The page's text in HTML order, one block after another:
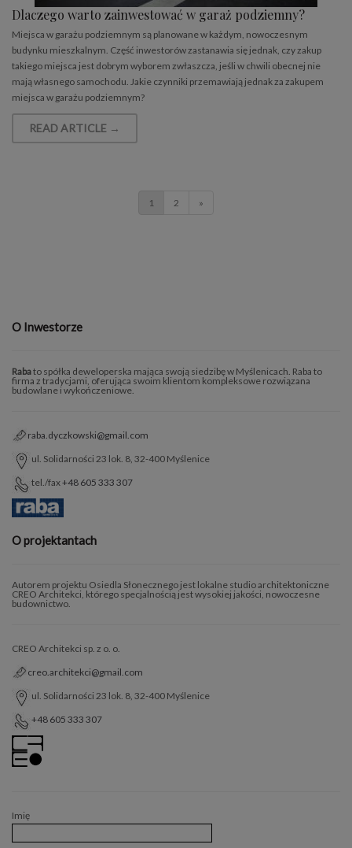
Dlaczego warto zainwestować w garaż podziemny?
Miejsca w garażu podziemnym są planowane w każdym, nowoczesnym
budynku mieszkalnym. Część inwestorów zastanawia się jednak, czy zakup
takiego miejsca jest dobrym wyborem zwłaszcza, jeśli w chwili obecnej nie
mają własnego samochodu. Jakie czynniki przemawiają jednak za zakupem
miejsca w garażu podziemnym?
READ ARTICLE →
1 2 »
O Inwestorze
Rabato spółka deweloperska mająca swoją siedzibę w Myślenicach. Raba to
firma z tradycjami, oferująca swoim klientom kompleksowe rozwiązana
budowlane i wykończeniowe.
raba.dyczkowski@gmail.com
ul. Solidarności 23 lok. 8, 32-400 Myślenice
tel./fax+48 605 333 307
O projektantach
Autorem projektu Osiedla Słonecznego jest lokalne studio architektoniczne
CREO Architekci, którego specjalnością jest wysokiej jakości, nowoczesne
budownictwo.
CREO Architekci sp. z o. o.
creo.architekci@gmail.com
ul. Solidarności 23 lok. 8, 32-400 Myślenice
+48 605 333 307
Imię